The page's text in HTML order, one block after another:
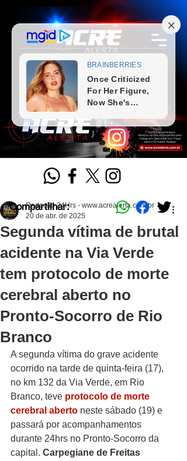
Segunda vítima de brutal
acidente na Via Verde
tem protocolo de morte
cerebral aberto no
Pronto-Socorro de Rio
Branco
Redação 24Hrs - www.acrealerta.com.br
20 de abr. de 2025
A segunda vítima do grave acidente
ocorrido na tarde de quinta-feira (17),
no km 132 da Via Verde, em Rio
Branco, teve protocolo de morte
cerebral aberto neste sábado (19) e
passará por acompanhamentos
durante 24hrs no Pronto-Socorro da
capital. Carpegiane de Freitas
Compartilhar: